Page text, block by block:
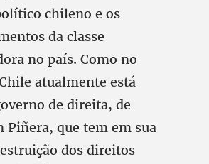
chileno e os
da classe
no país. Como no
atualmente está
de direita, de
Piñera, que tem em sua
dos direitos